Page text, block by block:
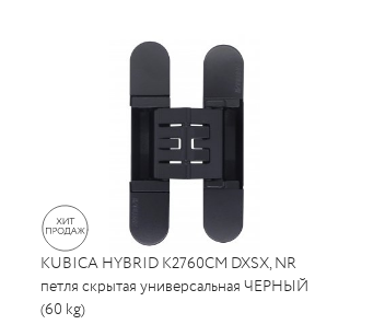
KUBICA HYBRID K2760CM DXSX, NR
петля скрытая универсальная ЧЕРНЫЙ
(60 kg)